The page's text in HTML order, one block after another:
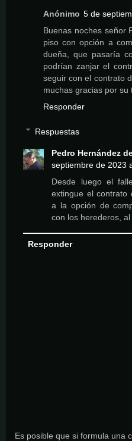
Anónimo 5 de
Buenas noches señor
piso con opción a
dueña, que pasaría
podrían zanjar el
seguir con el contrato
muchas gracias por su
Responder
Respuestas
Pedro Hernández
septiembre de 2023
Desde luego el
extingue el contrato
a la opción de
con los herederos,
Responder
Es posible que si formula una